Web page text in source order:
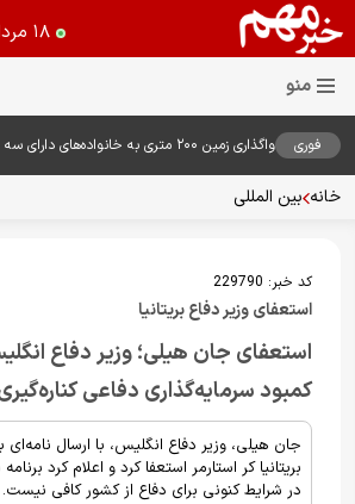
۱۸ مرداد ۱۴۰۵
فوری
خانه بین المللی
کد خبر: 229790
استعفای وزیر دفاع بریتانیا
استعفای جان هیلی؛ وزیر دفاع
کمبود سرمایه‌گذاری دفاعی
جان هیلی، وزیر دفاع انگلیس، با ارسال
بریتانیا کر استارمر استعفا کرد و اعلام کرد
در شرایط کنونی برای دفاع از کشور کافی نیست.